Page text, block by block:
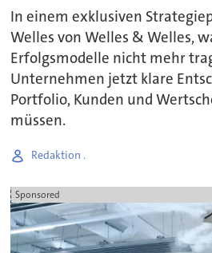
In einem exklusiven
Welles von Welles & Welles,
Erfolgsmodelle nicht mehr
Unternehmen jetzt klare
Portfolio, Kunden und
müssen.
Redaktion .
Sponsored